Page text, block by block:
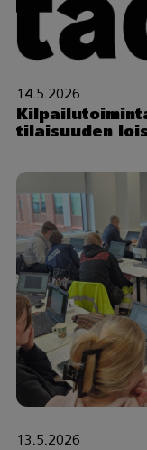
14.5.2026
tilaisuuden
13.5.2026